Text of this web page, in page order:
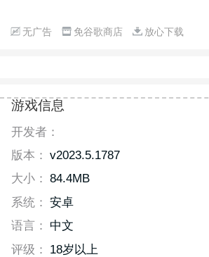
无广告 免谷歌商店 放心下载
游戏信息
开发者：
版本： v2023.5.1787
大小： 84.4MB
系统： 安卓
语言：
中文
评级：
18岁以上